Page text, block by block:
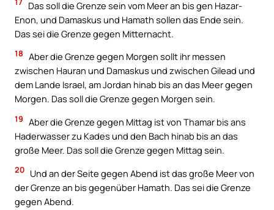
Das soll die Grenze sein vom Meer an bis gen Hazar-
Enon, und Damaskus und Hamath sollen das Ende sein.
Das sei die Grenze gegen Mitternacht.
18 Aber die Grenze gegen Morgen sollt ihr messen
zwischen Hauran und Damaskus und zwischen Gilead und
dem Lande Israel, am Jordan hinab bis an das Meer gegen
Morgen. Das soll die Grenze gegen Morgen sein.
19 Aber die Grenze gegen Mittag ist von Thamar bis ans
Haderwasser zu Kades und den Bach hinab bis an das
große Meer. Das soll die Grenze gegen Mittag sein.
20 Und an der Seite gegen Abend ist das große Meer von
der Grenze an bis gegenüber Hamath. Das sei die Grenze
gegen Abend.